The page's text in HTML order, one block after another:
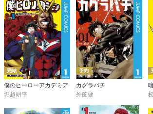
完結
僕のヒーローアカデミア
堀越耕平
予約
カグラバチ
外薗健